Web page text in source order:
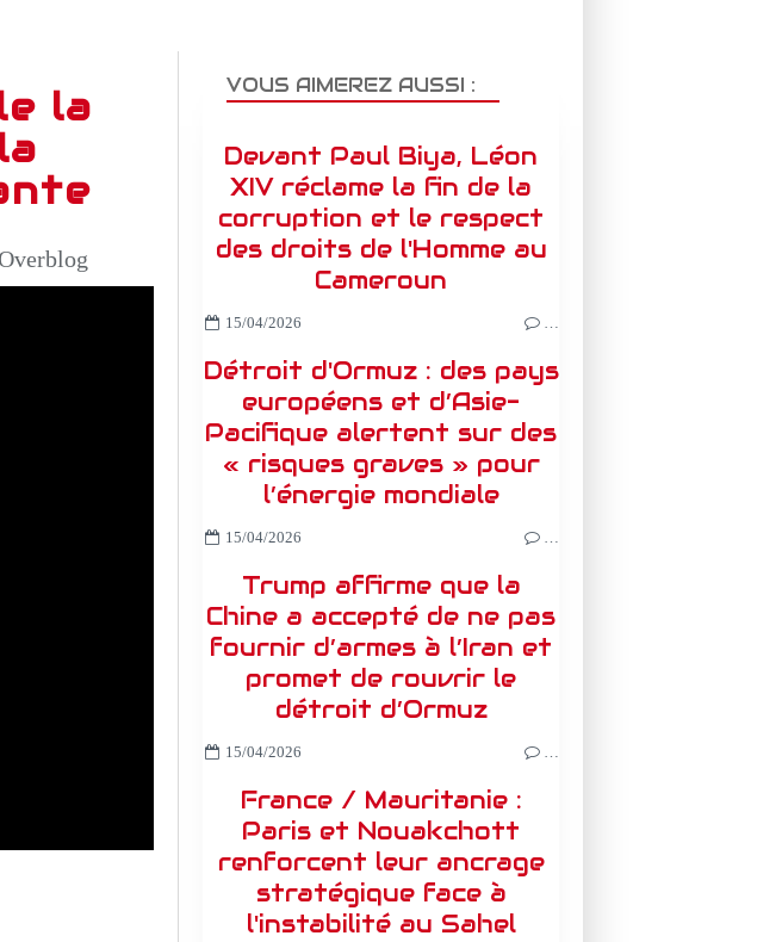
la
VOUS AIMEREZ AUSSI :
Devant Paul Biya, Léon
XIV réclame la fin de la
corruption et le respect
des droits de l'Homme au
Cameroun
15/04/2026 …
Détroit d'Ormuz : des pays
européens et d’Asie-
Pacifique alertent sur des
« risques graves » pour
l’énergie mondiale
15/04/2026 …
Trump affirme que la
Chine a accepté de ne pas
fournir d’armes à l’Iran et
promet de rouvrir le
détroit d’Ormuz
15/04/2026 …
France / Mauritanie :
Paris et Nouakchott
renforcent leur ancrage
stratégique face à
l'instabilité au Sahel